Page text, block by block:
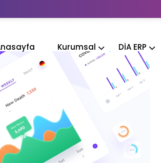
Kurumsal DİA ERP